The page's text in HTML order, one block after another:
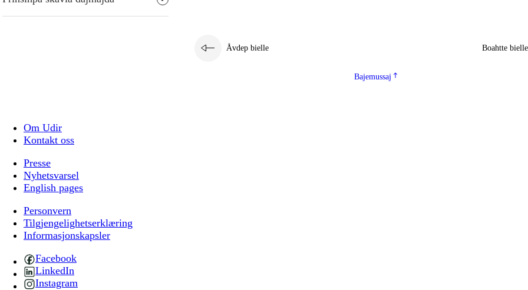
Åvdep bielle Boahtte bielle
Bajemussaj
Om Udir
Kontakt oss
Presse
Nyhetsvarsel
English pages
Personvern
Tilgjengelighetserklæring
Informasjonskapsler
Facebook
LinkedIn
Instagram